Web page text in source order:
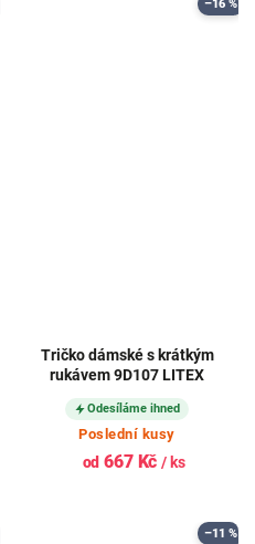
–16 %
Tričko dámské s krátkým
rukávem 9D107 LITEX
Odesíláme ihned
Poslední kusy
od 667 Kč/ ks
–11 %